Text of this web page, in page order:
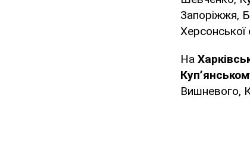
Запоріжжя,
Херсонської
На
Вишневого,